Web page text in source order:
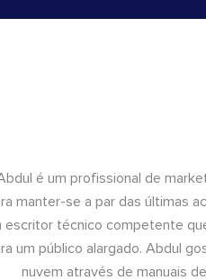
é um profissional de
manter-se a par das últimas
escritor técnico competente
um público alargado. Abdul
nuvem através de manuais